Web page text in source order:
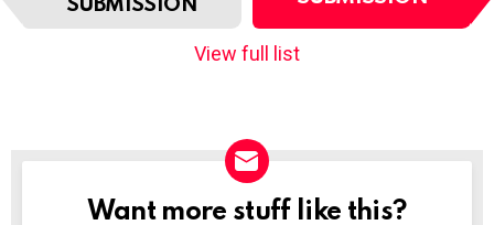
e
SUBMISSION
View full list
NEWSLETTER
Want more stuff like this?